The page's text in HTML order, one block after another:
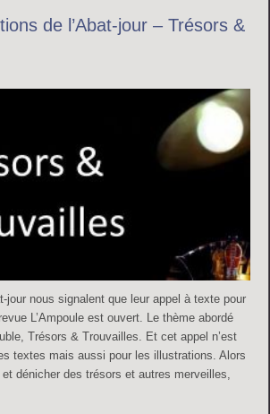
de l’Abat-jour – Trésors &
jour nous signalent que leur appel à texte pour
L’Ampoule est ouvert. Le thème abordé
Trésors & Trouvailles. Et cet appel n’est
textes mais aussi pour les illustrations. Alors
dénicher des trésors et autres merveilles,